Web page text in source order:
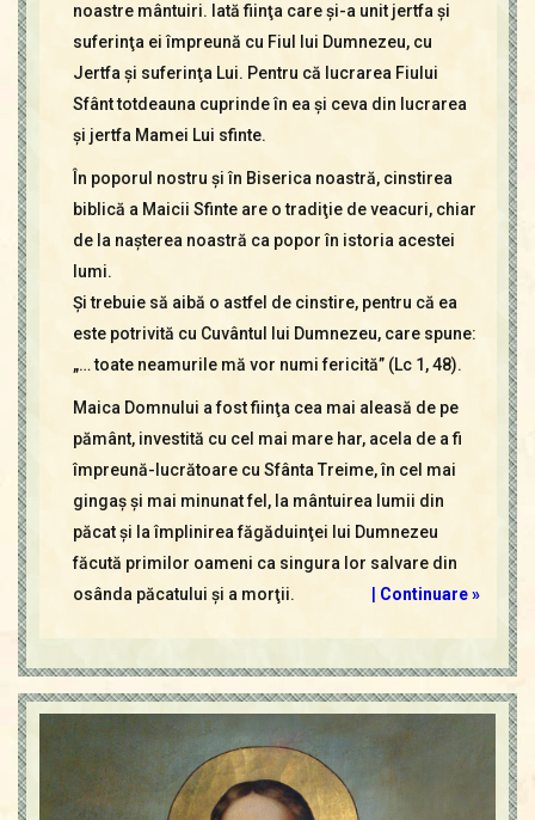
noastre mântuiri. Iată fiinţa care şi-a unit jertfa şi
suferinţa ei împreună cu Fiul lui Dumnezeu, cu
Jertfa şi suferinţa Lui. Pentru că lucrarea Fiului
Sfânt totdeauna cuprinde în ea şi ceva din lucrarea
şi jertfa Mamei Lui sfinte.
În poporul nostru şi în Biserica noastră, cinstirea
biblică a Maicii Sfinte are o tradiţie de veacuri, chiar
de la naşterea noastră ca popor în istoria acestei
lumi.
Şi trebuie să aibă o astfel de cinstire, pentru că ea
este potrivită cu Cuvântul lui Dumnezeu, care spune:
„… toate neamurile mă vor numi fericită” (Lc 1, 48).
Maica Domnului a fost fiinţa cea mai aleasă de pe
pământ, investită cu cel mai mare har, acela de a fi
împreună-lucrătoare cu Sfânta Treime, în cel mai
gingaş şi mai minunat fel, la mântuirea lumii din
păcat şi la împlinirea făgăduinţei lui Dumnezeu
făcută primilor oameni ca singura lor salvare din
osânda păcatului şi a morţii.
Continuare »